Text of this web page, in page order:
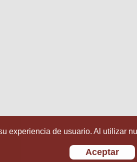
experiencia de usuario. Al utilizar
Aceptar